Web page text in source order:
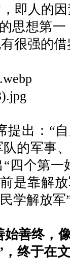
即人的
思想第
很强的
提出：“
的军事
四个第一
是靠解
学解放军
善终，
终于在